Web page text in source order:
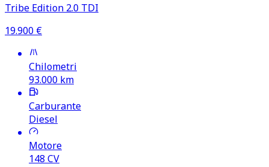
Tribe Edition 2.0 TDI
19.900 €
Chilometri
93.000 km
Carburante
Diesel
Motore
148 CV